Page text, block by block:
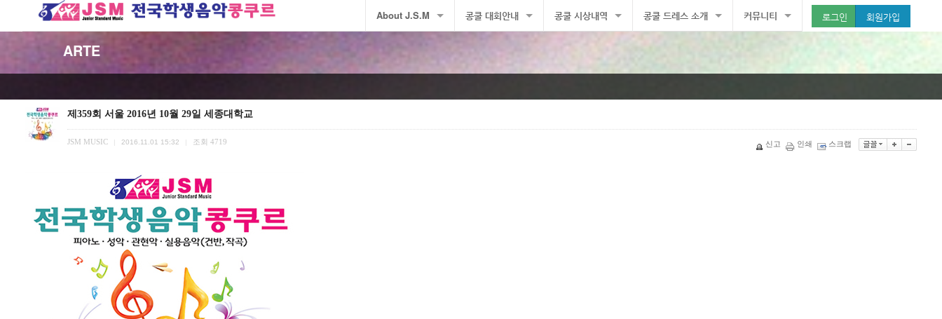
About J.S.M 콩쿨 대회안내 콩쿨 시상내역
수상자사진
콩쿨 드레스 소개
드레스
트로피
커뮤니티
피아노의 모든 것
로그인 회원가입
ARTE
제359회 서울 2016년 10월 29일 세종대학교
JSM MUSIC 2016.11.01 15:32 조회 4719 신고 인쇄 스크랩